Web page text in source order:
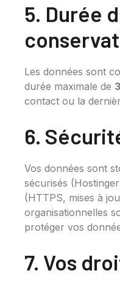
5. Durée
Les données sont
durée maximale de
contact ou la
6.
Vos données sont
sécurisés
(HTTPS, mises à
organisationnelles
protéger vos
7. Vos